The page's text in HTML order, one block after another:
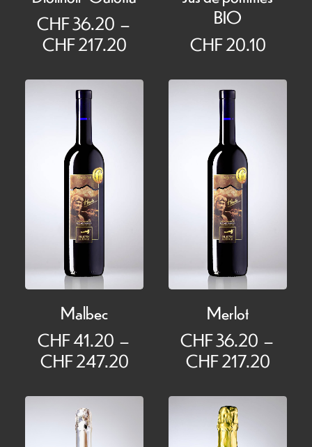
CHF36.20 –
CHF217.20Plage
prix :
CHF 217.20
BIO
CHF20.10
Malbec
CHF41.20 –
CHF247.20Plage
prix :
Merlot
CHF36.20 –
CHF217.20Plage
prix :